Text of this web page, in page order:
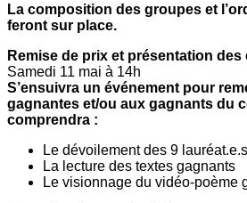
La composition des groupes et
feront sur place.
Remise de prix et présentation
Samedi 11 mai à 14h
S’ensuivra un événement pour
gagnantes et/ou aux gagnants du
comprendra :
Le dévoilement des 9
La lecture des textes gagnants
Le visionnage du vidéo-poème